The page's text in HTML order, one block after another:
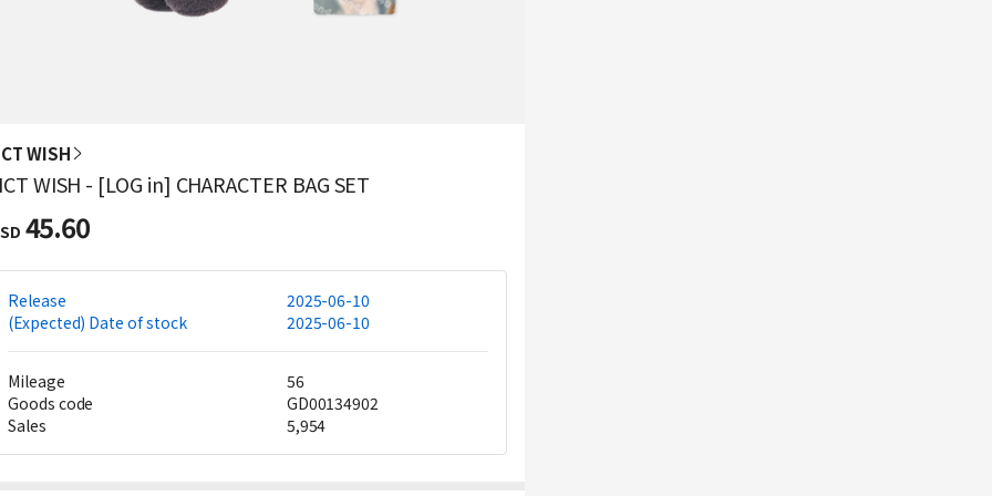
WISH
WISH - [LOG in] CHARACTER BAG SET
45.60
Release
2025-06-10
(Expected) Date of stock
2025-06-10
Mileage
56
Goods code
GD00134902
Sales
5,954